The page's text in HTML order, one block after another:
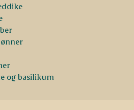
og basilikum